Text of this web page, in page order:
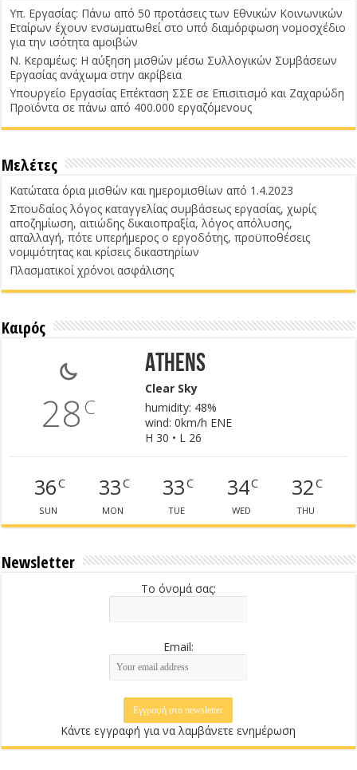
Υπ. Εργασίας: Πάνω από 50 προτάσεις των Εθνικών Κοινωνικών
Εταίρων έχουν ενσωματωθεί στο υπό διαμόρφωση νομοσχέδιο
για την ισότητα αμοιβών
Ν. Κεραμέως: Η αύξηση μισθών μέσω Συλλογικών Συμβάσεων
Εργασίας ανάχωμα στην ακρίβεια
Υπουργείο Εργασίας Επέκταση ΣΣΕ σε Επισιτισμό και Ζαχαρώδη
Προϊόντα σε πάνω από 400.000 εργαζόμενους
Μελέτες
Κατώτατα όρια μισθών και ημερομισθίων από 1.4.2023
Σπουδαίος λόγος καταγγελίας συμβάσεως εργασίας, χωρίς
αποζημίωση, αιτιώδης δικαιοπραξία, λόγος απόλυσης,
απαλλαγή, πότε υπερήμερος ο εργοδότης, προϋποθέσεις
νομιμότητας και κρίσεις δικαστηρίων
Πλασματικοί χρόνοι ασφάλισης
Καιρός
28C
Athens
Clear Sky
humidity: 48%
wind: 0km/h ENE
H 30 • L 26
36C
SUN
33C
MON
33C
TUE
34C
WED
32C
THU
Newsletter
Το όνομά σας:
Email:
Κάντε εγγραφή για να λαμβάνετε ενημέρωση